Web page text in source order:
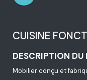
CUISINE
DESCRIPTION DU
Mobilier conçu et